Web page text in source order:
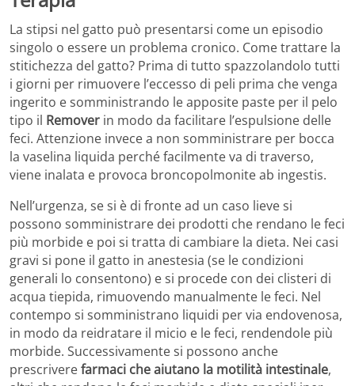
La stipsi nel gatto può presentarsi come un episodio
singolo o essere un problema cronico. Come trattare la
stitichezza del gatto? Prima di tutto spazzolandolo tutti
i giorni per rimuovere l’eccesso di peli prima che venga
ingerito e somministrando le apposite paste per il pelo
tipo il Remover in modo da facilitare l’espulsione delle
feci. Attenzione invece a non somministrare per bocca
la vaselina liquida perché facilmente va di traverso,
viene inalata e provoca broncopolmonite ab ingestis.
Nell’urgenza, se si è di fronte ad un caso lieve si
possono somministrare dei prodotti che rendano le feci
più morbide e poi si tratta di cambiare la dieta. Nei casi
gravi si pone il gatto in anestesia (se le condizioni
generali lo consentono) e si procede con dei clisteri di
acqua tiepida, rimuovendo manualmente le feci. Nel
contempo si somministrano liquidi per via endovenosa,
in modo da reidratare il micio e le feci, rendendole più
morbide. Successivamente si possono anche
prescriverefarmaci che aiutano la motilità intestinale,